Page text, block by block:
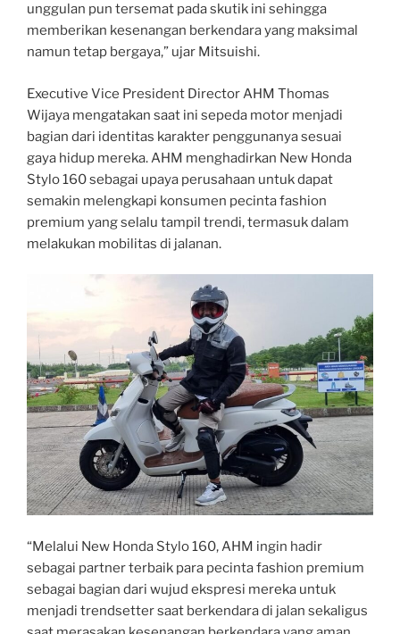
unggulan pun tersemat pada skutik ini sehingga
memberikan kesenangan berkendara yang maksimal
namun tetap bergaya,” ujar Mitsuishi.
Executive Vice President Director AHM Thomas
Wijaya mengatakan saat ini sepeda motor menjadi
bagian dari identitas karakter penggunanya sesuai
gaya hidup mereka. AHM menghadirkan New Honda
Stylo 160 sebagai upaya perusahaan untuk dapat
semakin melengkapi konsumen pecinta fashion
premium yang selalu tampil trendi, termasuk dalam
melakukan mobilitas di jalanan.
“Melalui New Honda Stylo 160, AHM ingin hadir
sebagai partner terbaik para pecinta fashion premium
sebagai bagian dari wujud ekspresi mereka untuk
menjadi trendsetter saat berkendara di jalan sekaligus